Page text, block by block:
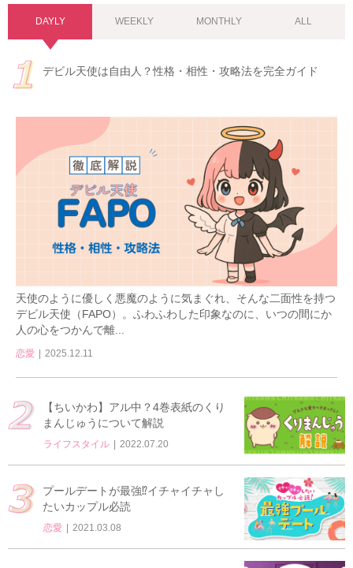
DAYLY WEEKLY MONTHLY ALL
デビル天使は自由人？性格・相性・攻略法を完全ガイド
天使のように優しく悪魔のように気まぐれ、そんな二面性を持つ
デビル天使（FAPO）。ふわふわした印象なのに、いつの間にか
人の心をつかんで離...
恋愛 2025.12.11
【ちいかわ】アル中？4巻表紙のくり
まんじゅうについて解説
ライフスタイル 2022.07.20
プールデートが最強⁉イチャイチャし
たいカップル必読
恋愛 2021.03.08